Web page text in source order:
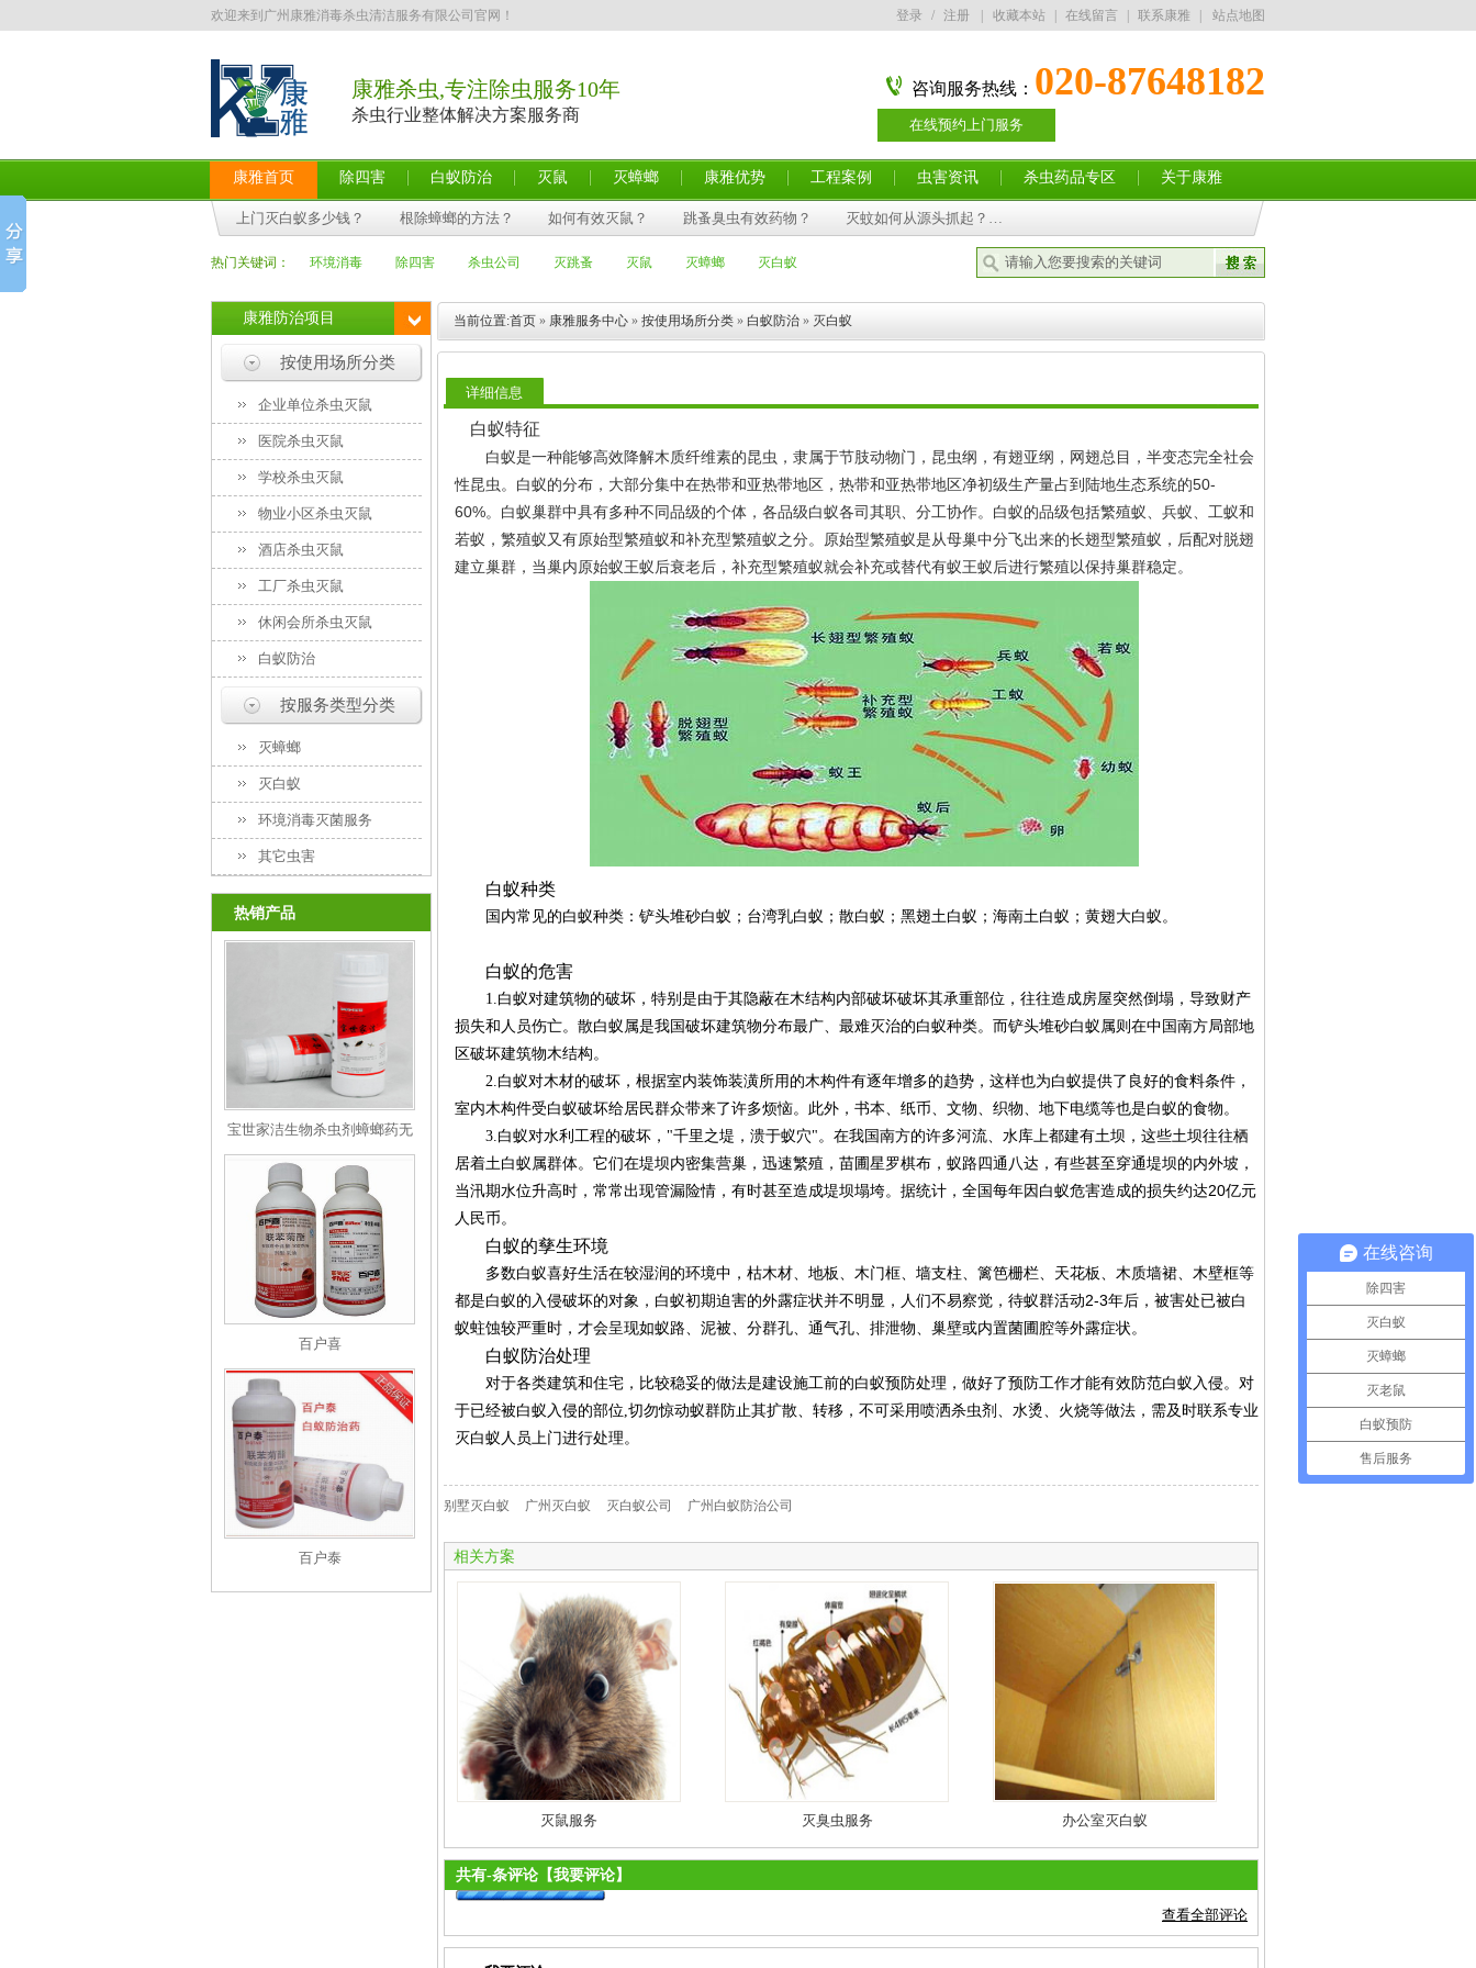
登录 / 注册 收藏本站 在线留言 联系康雅 站点地图
欢迎来到广州康雅消毒杀虫清洁服务有限公司官网！
康雅杀虫,专注除虫服务10年
杀虫行业整体解决方案服务商
咨询服务热线： 020-87648182
在线预约上门服务
康雅首页 除四害 白蚁防治 灭鼠 灭蟑螂 康雅优势 工程案例 虫害资讯 杀虫药品专区 关于康雅
上门灭白蚁多少钱？ 根除蟑螂的方法？ 如何有效灭鼠？ 跳蚤臭虫有效药物？ 灭蚊如何从源头抓起？…
热门关键词： 环境消毒 除四害 杀虫公司 灭跳蚤 灭鼠 灭蟑螂 灭白蚁
康雅防治项目
按使用场所分类
企业单位杀虫灭鼠
医院杀虫灭鼠
学校杀虫灭鼠
物业小区杀虫灭鼠
酒店杀虫灭鼠
工厂杀虫灭鼠
休闲会所杀虫灭鼠
白蚁防治
按服务类型分类
灭蟑螂
灭白蚁
环境消毒灭菌服务
其它虫害
热销产品
宝世家洁生物杀虫剂蟑螂药无
味灭蚊药
百户喜
百户泰
当前位置:首页 » 康雅服务中心 » 按使用场所分类 » 白蚁防治 » 灭白蚁
详细信息
白蚁特征
白蚁是一种能够高效降解木质纤维素的昆虫，隶属于节肢动物门，昆虫纲，有翅亚纲，网翅总目，半变态完全社会
性昆虫。白蚁的分布，大部分集中在热带和亚热带地区，热带和亚热带地区净初级生产量占到陆地生态系统的50-
60%。白蚁巢群中具有多种不同品级的个体，各品级白蚁各司其职、分工协作。白蚁的品级包括繁殖蚁、兵蚁、工蚁和
若蚁，繁殖蚁又有原始型繁殖蚁和补充型繁殖蚁之分。原始型繁殖蚁是从母巢中分飞出来的长翅型繁殖蚁，后配对脱翅
建立巢群，当巢内原始蚁王蚁后衰老后，补充型繁殖蚁就会补充或替代有蚁王蚁后进行繁殖以保持巢群稳定。
白蚁种类
国内常见的白蚁种类：铲头堆砂白蚁； 台湾乳白蚁；散白蚁；黑翅土白蚁；海南土白蚁； 黄翅大白蚁。
白蚁的危害
1.白蚁对建筑物的破坏，特别是由于其隐蔽在木结构内部破坏破坏其承重部位，往往造成房屋突然倒塌，导致财产
损失和人员伤亡。散白蚁属是我国破坏建筑物分布最广、最难灭治的白蚁种类。而铲头堆砂白蚁属则在中国南方局部地
区破坏建筑物木结构。
2.白蚁对木材的破坏，根据室内装饰装潢所用的木构件有逐年增多的趋势，这样也为白蚁提供了良好的食料条件，
室内木构件受白蚁破坏给居民群众带来了许多烦恼。此外，书本、纸币、文物、织物、地下电缆等也是白蚁的食物。
3.白蚁对水利工程的破坏，"千里之堤，溃于蚁穴"。在我国南方的许多河流、水库上都建有土坝，这些土坝往往栖
居着土白蚁属群体。它们在堤坝内密集营巢，迅速繁殖，苗圃星罗棋布，蚁路四通八达，有些甚至穿通堤坝的内外坡，
当汛期水位升高时，常常出现管漏险情，有时甚至造成堤坝塌垮。据统计，全国每年因白蚁危害造成的损失约达20亿元
人民币。
白蚁的孳生环境
多数白蚁喜好生活在较湿润的环境中，枯木材、地板、木门框、墙支柱、篱笆栅栏、天花板、木质墙裙、木壁框等
都是白蚁的入侵破坏的对象，白蚁初期迫害的外露症状并不明显，人们不易察觉，待蚁群活动2-3年后，被害处已被白
蚁蛀蚀较严重时，才会呈现如蚁路、泥被、分群孔、通气孔、排泄物、巢壁或内置菌圃腔等外露症状。
白蚁防治处理
对于各类建筑和住宅，比较稳妥的做法是建设施工前的白蚁预防处理，做好了预防工作才能有效防范白蚁入侵。对
于已经被白蚁入侵的部位,切勿惊动蚁群防止其扩散、转移，不可采用喷洒杀虫剂、水烫、火烧等做法，需及时联系专业
灭白蚁人员上门进行处理。
别墅灭白蚁 广州灭白蚁 灭白蚁公司 广州白蚁防治公司
相关方案
灭鼠服务 灭臭虫服务 办公室灭白蚁
共有-条评论 【我要评论】
查看全部评论
在线咨询
除四害
灭白蚁
灭蟑螂
灭老鼠
白蚁预防
售后服务